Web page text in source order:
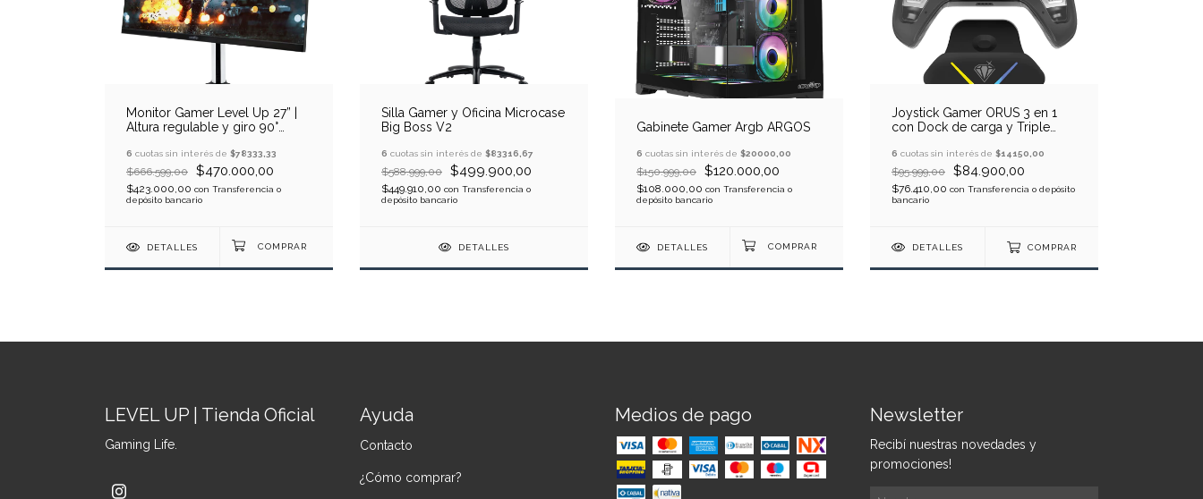
Monitor Gamer Level Up 27” |
Altura regulable y giro 90°
- FreeSync
6 cuotas sin interés de $78333,33
$666.599,00 $470.000,00
$423.000,00 con Transferencia o
depósito bancario
DETALLES
Silla Gamer y Oficina Microcase
Big Boss V2
6 cuotas sin interés de $83316,67
$588.999,00 $499.900,00
$449.910,00 con Transferencia o
depósito bancario
DETALLES
Gabinete Gamer Argb ARGOS
6 cuotas sin interés de $20000,00
$150.999,00 $120.000,00
$108.000,00 con Transferencia o
depósito bancario
DETALLES
Joystick Gamer ORUS 3 en 1
con Dock de carga y Triple
6 cuotas sin interés de $14150,00
$95.999,00 $84.900,00
$76.410,00 con Transferencia o depósito
bancario
DETALLES COMPRAR
LEVEL UP | Tienda Oficial
Gaming Life.
Ayuda
Contacto
¿Cómo comprar?
Medios de pago Newsletter
Recibí nuestras novedades y
promociones!